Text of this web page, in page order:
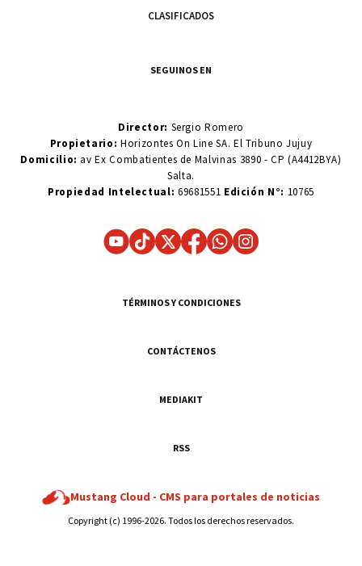
CLASIFICADOS
SEGUINOS EN
Director: Sergio Romero
Propietario:Horizontes On Line SA. El Tribuno Jujuy
Domicilio: av Ex Combatientes de Malvinas 3890 - CP (A4412BYA)
Salta.
Propiedad Intelectual: 69681551 Edición N°: 10765
TÉRMINOS Y CONDICIONES
CONTÁCTENOS
MEDIAKIT
RSS
Mustang Cloud - CMS para portales de noticias
Copyright (c) 1996-2026. Todos los derechos reservados.